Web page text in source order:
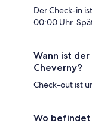
Der Check-in
00:00 Uhr.
Wann ist
Cheverny?
Check-out ist
Wo befindet